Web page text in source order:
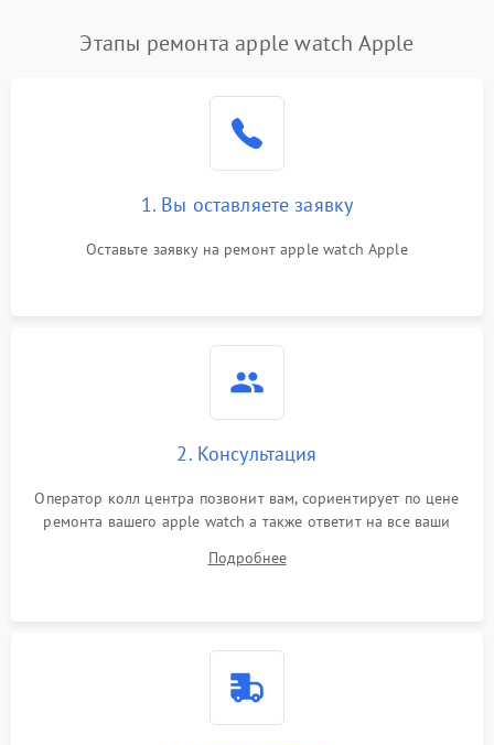
Этапы ремонта apple watch Apple
1. Вы оставляете заявку
Оставьте заявку на ремонт apple watch Apple
2. Консультация
Оператор колл центра позвонит вам, сориентирует по цене
ремонта вашего apple watch а также ответит на все ваши
Подробнее